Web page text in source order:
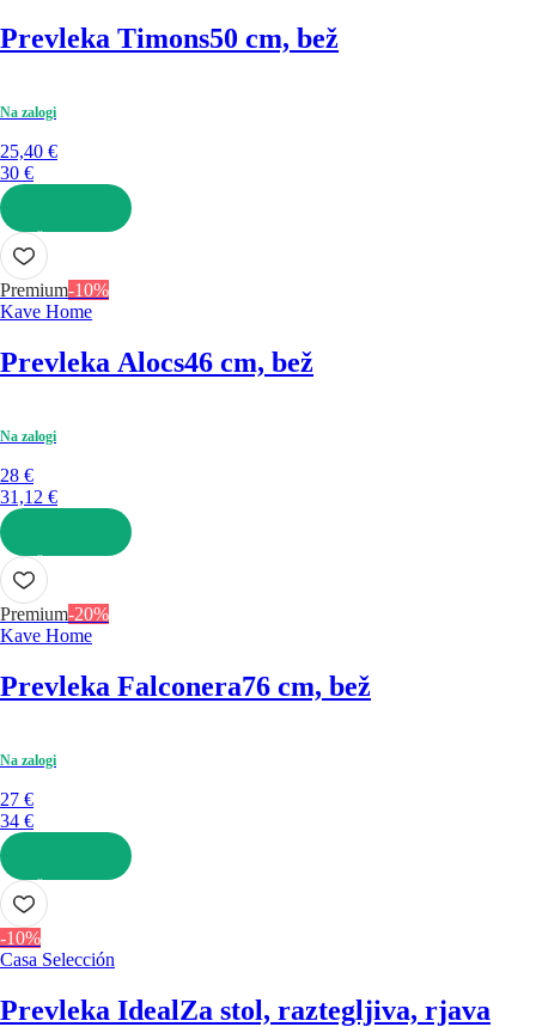
Prevleka Timons50 cm, bež
Na zalogi
25,40 €
30 €
V KOŠARICO
Premium-10%
Kave Home
Prevleka Alocs46 cm, bež
Na zalogi
28 €
31,12 €
V KOŠARICO
Premium-20%
Kave Home
Prevleka Falconera76 cm, bež
Na zalogi
27 €
34 €
V KOŠARICO
-10%
Casa Selección
Prevleka IdealZa stol, raztegljiva, rjava